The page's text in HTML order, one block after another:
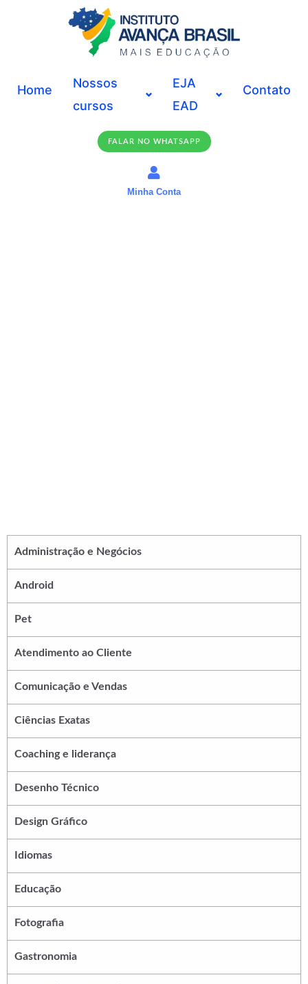
Home
Nossos
cursos
EJA
EAD
Contato
FALAR NO WHATSAPP
Minha Conta
Administração e Negócios
Android
Pet
Atendimento ao Cliente
Comunicação e Vendas
Ciências Exatas
Coaching e liderança
Desenho Técnico
Design Gráfico
Idiomas
Educação
Fotografia
Gastronomia